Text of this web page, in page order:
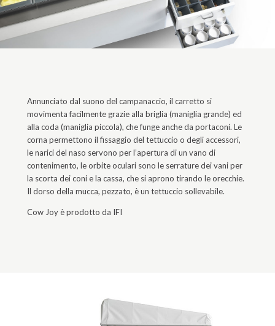
Annunciato dal suono del campanaccio, il carretto si
movimenta facilmente grazie alla briglia (maniglia grande) ed
alla coda (maniglia piccola), che funge anche da portaconi. Le
corna permettono il fissaggio del tettuccio o degli accessori,
le narici del naso servono per l’apertura di un vano di
contenimento, le orbite oculari sono le serrature dei vani per
la scorta dei coni e la cassa, che si aprono tirando le orecchie.
Il dorso della mucca, pezzato, è un tettuccio sollevabile.
Cow Joy è prodotto da IFI